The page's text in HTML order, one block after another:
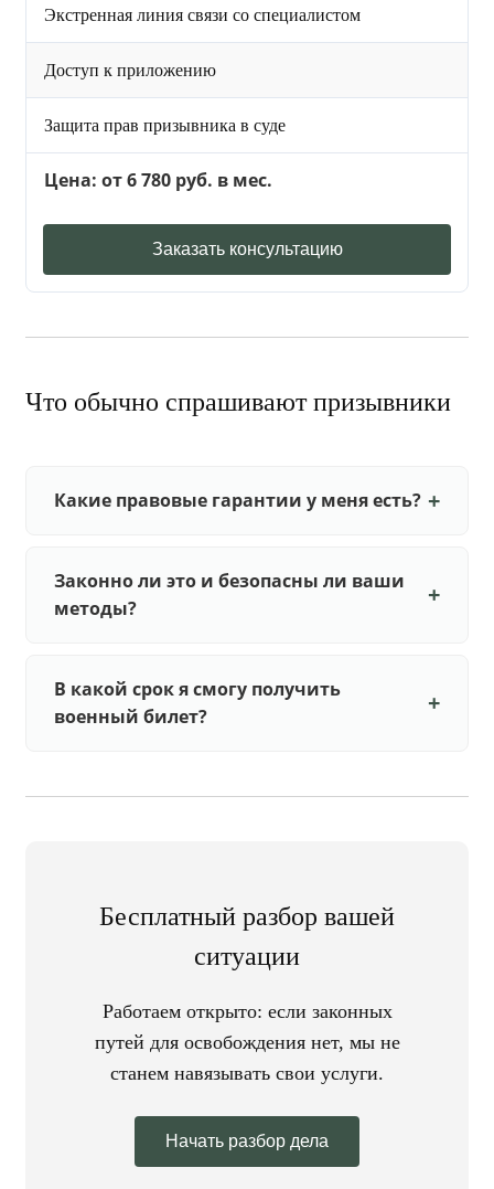
Экстренная линия связи со специалистом
Доступ к приложению
Защита прав призывника в суде
Цена: от 6 780 руб. в мес.
Заказать консультацию
Что обычно спрашивают призывники
Какие правовые гарантии у меня есть?
Законно ли это и безопасны ли ваши
методы?
В какой срок я смогу получить
военный билет?
Бесплатный разбор вашей
ситуации
Работаем открыто: если законных
путей для освобождения нет, мы не
станем навязывать свои услуги.
Начать разбор дела